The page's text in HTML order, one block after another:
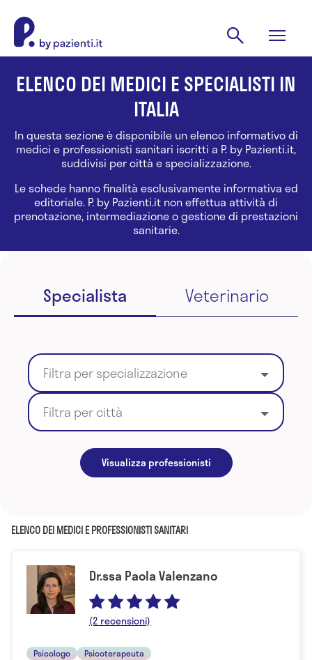
ELENCO DEI MEDICI E SPECIALISTI IN
ITALIA
In questa sezione è disponibile un elenco informativo di
medici e professionisti sanitari iscritti a P. by Pazienti.it,
suddivisi per città e specializzazione.
Le schede hanno finalità esclusivamente informativa ed
editoriale. P. by Pazienti.it non effettua attività di
prenotazione, intermediazione o gestione di prestazioni
sanitarie.
Specialista Veterinario
Filtra per specializzazione
Filtra per città
Visualizza professionisti
ELENCO DEI MEDICI E PROFESSIONISTI SANITARI
Dr.ssa Paola Valenzano
(2 recensioni)
Psicologo Psicoterapeuta